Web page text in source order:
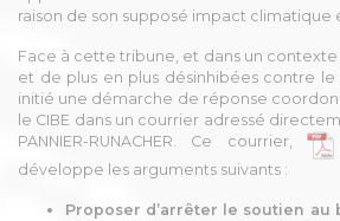
raison de son supposé impact climatique
Face à cette tribune, et dans un
et de plus en plus désinhibées contre le
initié une démarche de réponse
le CIBE dans un courrier adressé
PANNIER-RUNACHER. Ce courrier,
développe les arguments suivants :
Proposer d’arrêter le soutien au